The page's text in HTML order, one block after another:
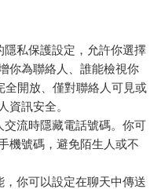
隱私保護設定，允許你選擇
你為聯絡人、誰能檢視你
全開放、僅對聯絡人可見或
資訊安全。
交流時隱藏電話號碼。你可
機號碼，避免陌生人或不
你可以設定在聊天中傳送